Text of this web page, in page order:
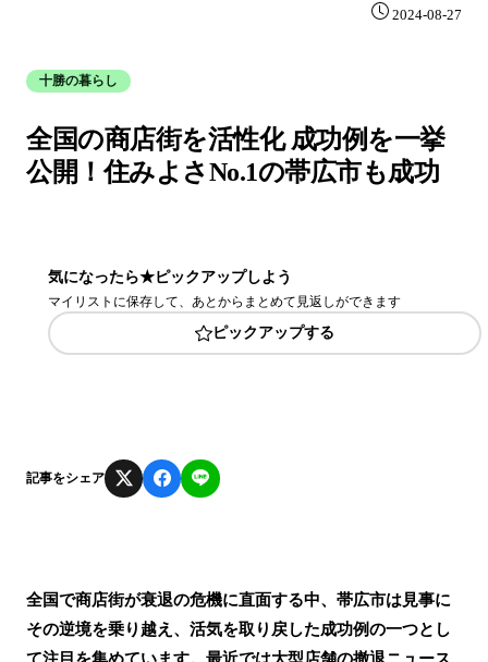
2024-08-27
十勝の暮らし
全国の商店街を活性化 成功例を一挙
公開！住みよさNo.1の帯広市も成功
気になったら★ピックアップしよう
マイリストに保存して、あとからまとめて見返しができます
ピックアップする
記事をシェア
全国で商店街が衰退の危機に直面する中、帯広市は見事に
その逆境を乗り越え、活気を取り戻した成功例の一つとし
て注目を集めています。最近では大型店舗の撤退ニュース